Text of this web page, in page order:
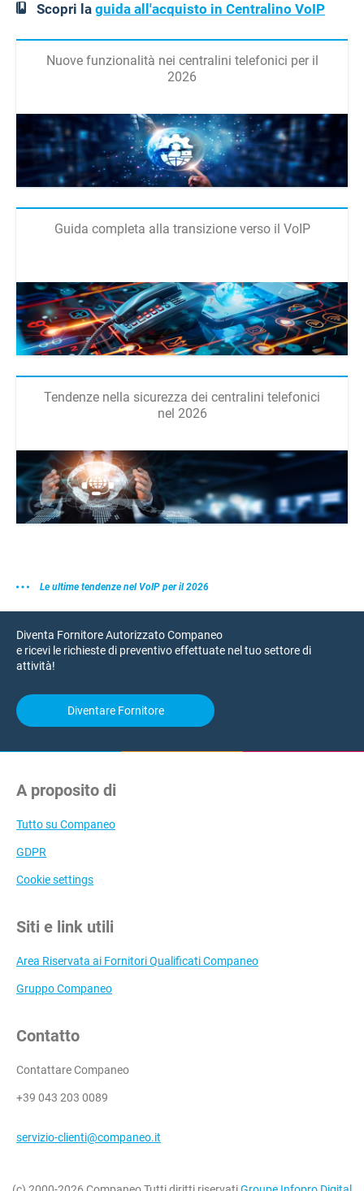
Scopri laguida all'acquisto in Centralino VoIP
Nuove funzionalità nei centralini telefonici per il
2026
Guida completa alla transizione verso il VoIP
Tendenze nella sicurezza dei centralini telefonici
nel 2026
Le ultime tendenze nel VoIP per il 2026
Diventa Fornitore Autorizzato Companeo
e ricevi le richieste di preventivo effettuate nel tuo settore di
attività!
Diventare Fornitore
A proposito di
Tutto su Companeo
GDPR
Cookie settings
Siti e link utili
Area Riservata ai Fornitori Qualificati Companeo
Gruppo Companeo
Contatto
Contattare Companeo
+39 043 203 0089
servizio-clienti@companeo.it